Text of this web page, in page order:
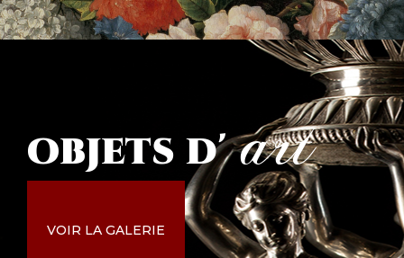
objets d' art
VOIR LA GALERIE